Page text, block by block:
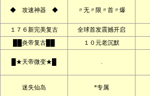
◆ 攻速神器 ◆ 〃无〃限〃首〃爆
１７６新完美复古 全球首发震撼开启
██炎帝复古██
１０元老沉默
█★天帝微变★█ .
迷失仙岛 *专属